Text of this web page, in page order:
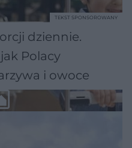
dziennie.
Polacy
i owoce
TEKST SPONSOROWANY